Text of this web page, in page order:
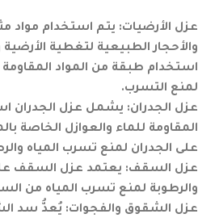
عزل الأرضيات: يتم استخدام مواد
والأحجار الطبيعية لتغطية
استخدام طبقة من المواد المقاومة
لمنع التسرب.
عزل الجدران: يشمل عزل الجدران
المقاومة للماء والعوازل الخاصة
على الجدران لمنع تسرب المياه
عزل السقف: يعتمد عزل السقف
والرطوبة لمنع تسرب المياه من
عزل الشقوق والفجوات: يُعدُّ سد